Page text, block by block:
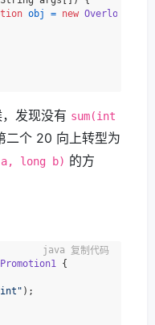
obj = new
发现没有 sum(int
二个 20 向上转型为
long b) 的方
{
);
复制代码